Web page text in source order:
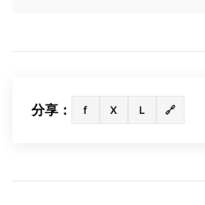
分享： f X L 🔗